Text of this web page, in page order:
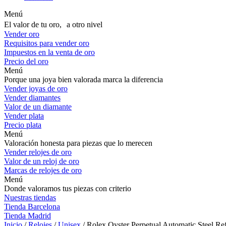
Menú
El valor de tu oro, a otro nivel
Vender oro
Requisitos para vender oro
Impuestos en la venta de oro
Precio del oro
Menú
Porque una joya bien valorada marca la diferencia
Vender joyas de oro
Vender diamantes
Valor de un diamante
Vender plata
Precio plata
Menú
Valoración honesta para piezas que lo merecen
Vender relojes de oro
Valor de un reloj de oro
Marcas de relojes de oro
Menú
Donde valoramos tus piezas con criterio
Nuestras tiendas
Tienda Barcelona
Tienda Madrid